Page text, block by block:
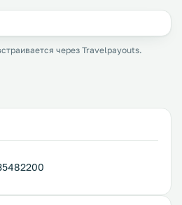
через Travelpayouts.